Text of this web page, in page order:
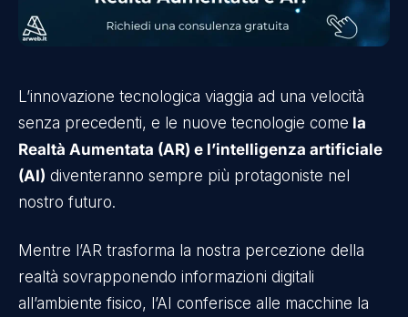
L’innovazione tecnologica viaggia ad una velocità
senza precedenti, e le nuove tecnologie come la
Realtà Aumentata (AR) e l’intelligenza artificiale
(AI) diventeranno sempre più protagoniste nel
nostro futuro.
Mentre l’AR trasforma la nostra percezione della
realtà sovrapponendo informazioni digitali
all’ambiente fisico, l’AI conferisce alle macchine la